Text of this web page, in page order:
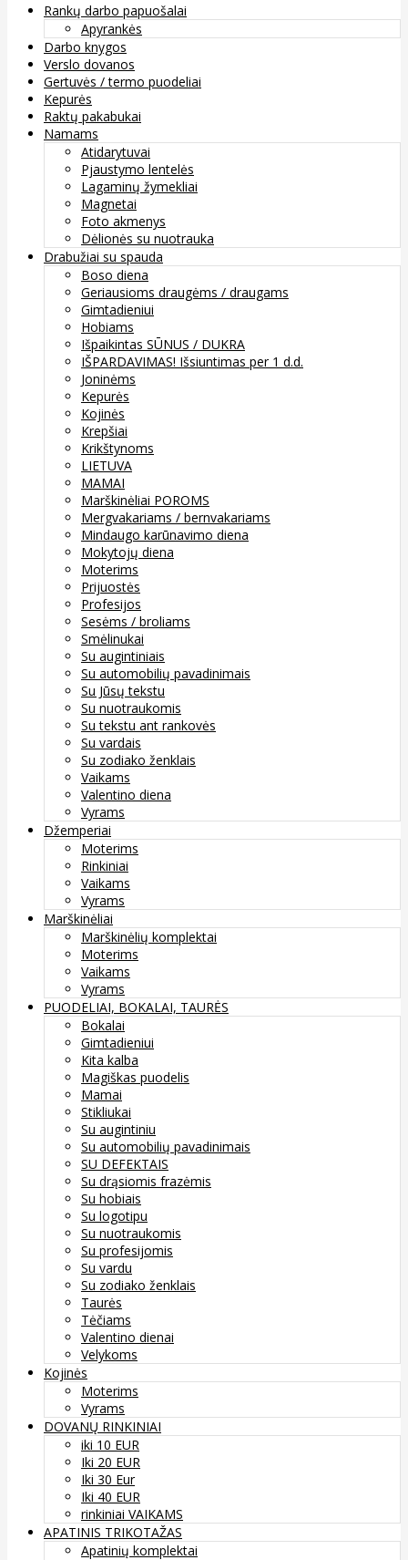
Rankų darbo papuošalai
Apyrankės
Darbo knygos
Verslo dovanos
Gertuvės / termo puodeliai
Kepurės
Raktų pakabukai
Namams
Atidarytuvai
Pjaustymo lentelės
Lagaminų žymekliai
Magnetai
Foto akmenys
Dėlionės su nuotrauka
Drabužiai su spauda
Boso diena
Geriausioms draugėms / draugams
Gimtadieniui
Hobiams
Išpaikintas SŪNUS / DUKRA
IŠPARDAVIMAS! Išsiuntimas per 1 d.d.
Joninėms
Kepurės
Kojinės
Krepšiai
Krikštynoms
LIETUVA
MAMAI
Marškinėliai POROMS
Mergvakariams / bernvakariams
Mindaugo karūnavimo diena
Mokytojų diena
Moterims
Prijuostės
Profesijos
Sesėms / broliams
Smėlinukai
Su augintiniais
Su automobilių pavadinimais
Su Jūsų tekstu
Su nuotraukomis
Su tekstu ant rankovės
Su vardais
Su zodiako ženklais
Vaikams
Valentino diena
Vyrams
Džemperiai
Moterims
Rinkiniai
Vaikams
Vyrams
Marškinėliai
Marškinėlių komplektai
Moterims
Vaikams
Vyrams
PUODELIAI, BOKALAI, TAURĖS
Bokalai
Gimtadieniui
Kita kalba
Magiškas puodelis
Mamai
Stikliukai
Su augintiniu
Su automobilių pavadinimais
SU DEFEKTAIS
Su drąsiomis frazėmis
Su hobiais
Su logotipu
Su nuotraukomis
Su profesijomis
Su vardu
Su zodiako ženklais
Taurės
Tėčiams
Valentino dienai
Velykoms
Kojinės
Moterims
Vyrams
DOVANŲ RINKINIAI
iki 10 EUR
Iki 20 EUR
Iki 30 Eur
Iki 40 EUR
rinkiniai VAIKAMS
APATINIS TRIKOTAŽAS
Apatinių komplektai